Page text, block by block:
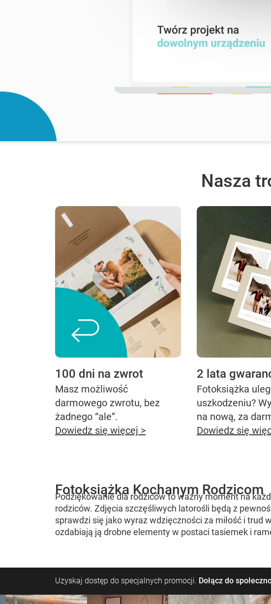
Nasza
100 dni na zwrot
Masz możliwość
darmowego zwrotu, bez
żadnego “ale”.
Dowiedz się więcej >
2 lata
Fotoksiążka
uszkodzeniu?
na nową, za
Dowiedz się
Fotoksiążka Kochanym Rodzicom
Podziękowanie dla rodziców to ważny moment na
rodziców. Zdjęcia szczęśliwych latorośli będą z
sprawdzi się jako wyraz wdzięczności za miłość i
ozdabiają ją drobne elementy w postaci tasiemek i
Uzyskaj dostęp do specjalnych promocji. Dołącz do